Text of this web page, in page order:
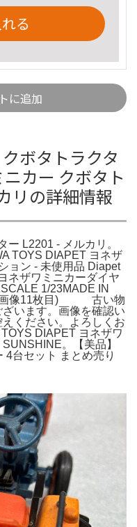
る
に追加
ボタトラクタ
カー クボタト
リの詳細情報
ー L2201 - メルカリ。
TOYS DIAPET ヨネザ
ョン - 未使用品 Diapet
ネザワミニカーダイヤ
1/23MADE IN
(画像11枚目) 古い物
います。画像を確認い
ください。よろしくお
DIAPET ヨネザワ
。【美品】
4台セット まとめ売り